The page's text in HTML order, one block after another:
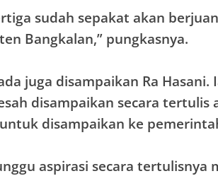
sudah sepakat akan
Bangkalan,” pungkasnya.
juga disampaikan Ra
disampaikan secara tertulis
disampaikan ke
aspirasi secara tertulisnya